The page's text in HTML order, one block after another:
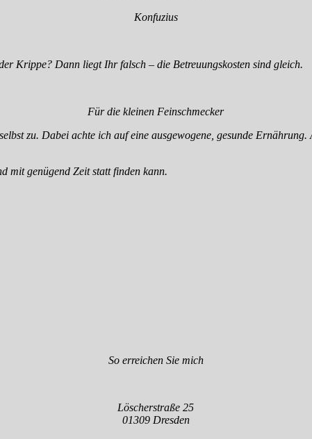
Konfuzius
Krippe? Dann liegt Ihr falsch – die Betreuungskosten sind gleich.
Für die kleinen Feinschmecker
zu. Dabei achte ich auf eine ausgewogene, gesunde
mit genügend Zeit statt finden kann.
So erreichen Sie mich
Löscherstraße 25
01309 Dresden